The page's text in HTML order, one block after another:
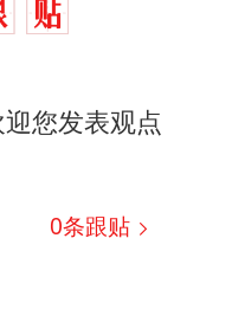
吐血女孩
发反制美国
您发表观点
0条跟贴